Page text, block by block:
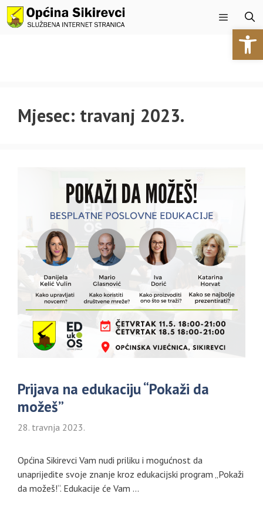
Preskoči
na
Izbornik
Mjesec: travanj 2023.
Prijava na edukaciju “Pokaži da
možeš”
28. travnja 2023.
Općina Sikirevci Vam nudi priliku i mogućnost da
unaprijedite svoje znanje kroz edukacijski program „Pokaži
da možeš!“. Edukacije će Vam …